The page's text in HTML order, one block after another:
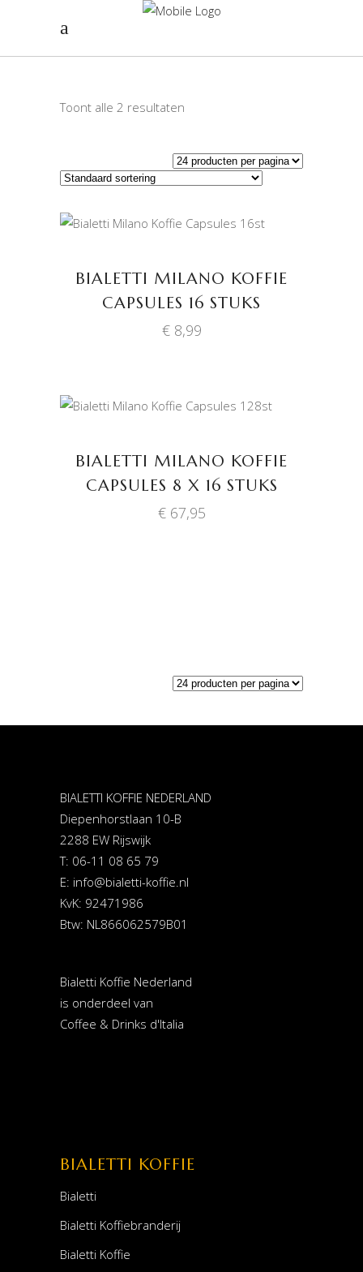
Toont alle 2 resultaten
BIALETTI MILANO KOFFIE
CAPSULES 16 STUKS
€8,99
BIALETTI MILANO KOFFIE
CAPSULES 8 X 16 STUKS
€67,95
BIALETTI KOFFIE NEDERLAND
Diepenhorstlaan 10-B
2288 EW Rijswijk
T: 06-11 08 65 79
E: info@bialetti-koffie.nl
KvK: 92471986
Btw: NL866062579B01
Bialetti Koffie Nederland
is onderdeel van
Coffee & Drinks d'Italia
BIALETTI KOFFIE
Bialetti
Bialetti Koffiebranderij
Bialetti Koffie